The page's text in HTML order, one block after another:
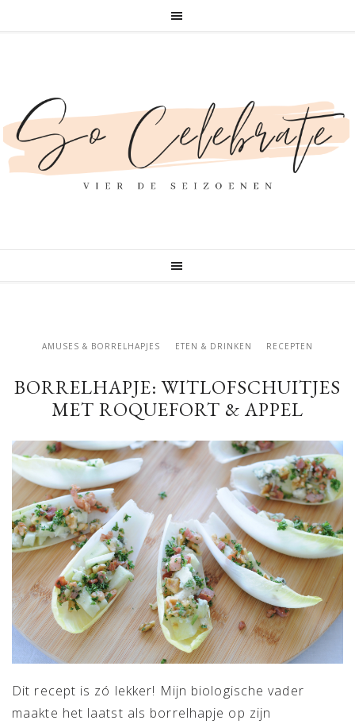
AMUSES & BORRELHAPJES ETEN & DRINKEN RECEPTEN
BORRELHAPJE: WITLOFSCHUITJES
MET ROQUEFORT & APPEL
Dit recept is zó lekker! Mijn biologische vader
maakte het laatst als borrelhapje op zijn